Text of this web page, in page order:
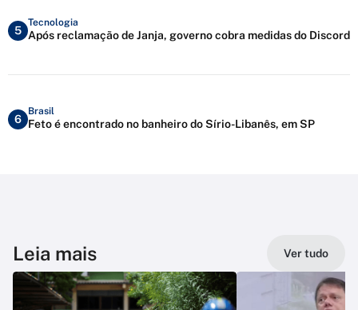
5
Tecnologia
Após reclamação de Janja, governo cobra medidas do Discord
6
Brasil
Feto é encontrado no banheiro do Sírio-Libanês, em SP
Leia mais Ver tudo